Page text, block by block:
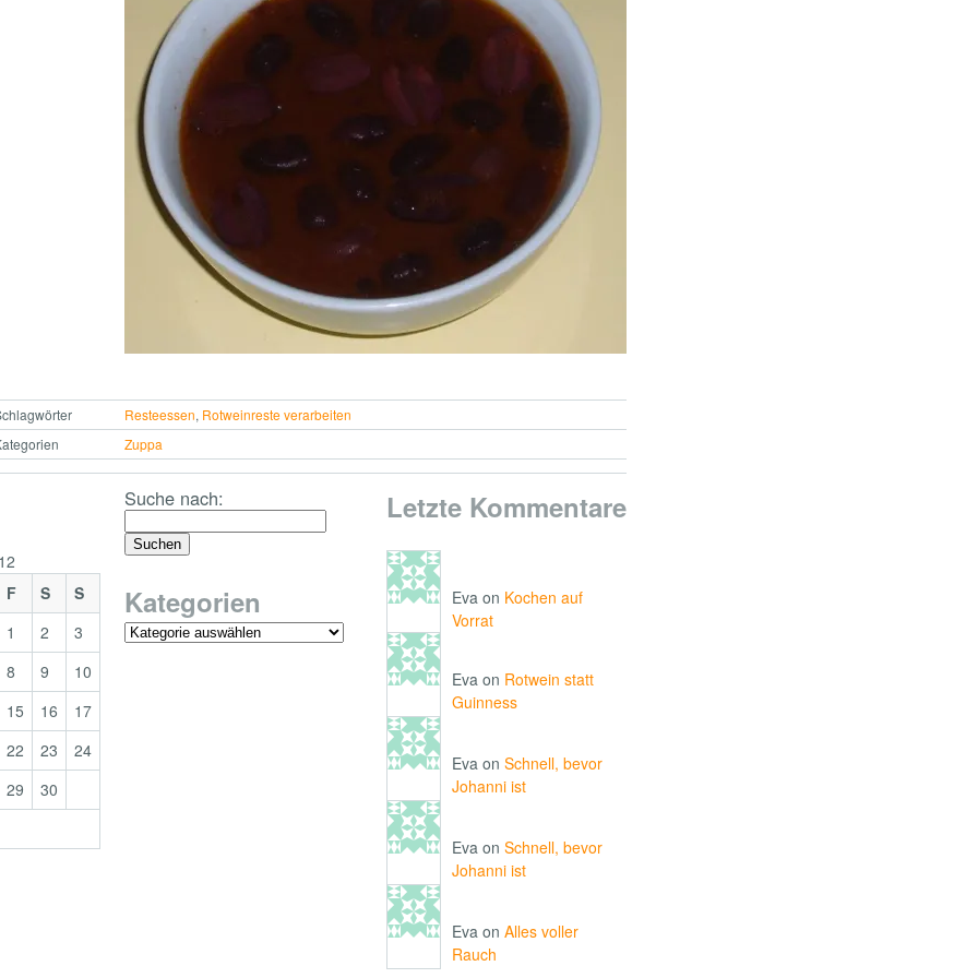
Resteessen, Rotweinreste verarbeiten
Zuppa
F
S
S
1
2
3
8
9
10
15
16
17
22
23
24
29
30
Suche nach:
Kategorien
Letzte Kommentare
Eva on Kochen auf
Vorrat
Eva on Rotwein statt
Guinness
Eva on Schnell, bevor
Johanni ist
Eva on Schnell, bevor
Johanni ist
Eva on Alles voller
Rauch